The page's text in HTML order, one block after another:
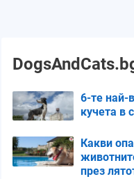
6-те най-
кучета в
Какви
през